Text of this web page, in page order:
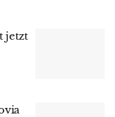
jetzt